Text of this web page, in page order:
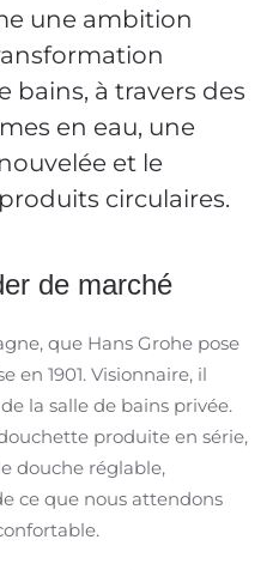
une ambition
bains, à travers des
en eau, une
et le
circulaires.
de marché
que Hans Grohe pose
en 1901. Visionnaire, il
la salle de bains privée.
produite en série,
douche réglable,
ce que nous attendons